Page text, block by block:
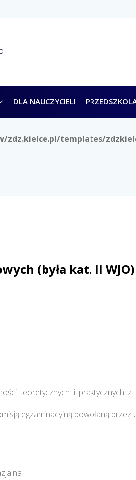
DLA NAUCZYCIELI
zdz.kielce.pl/templates/
(była kat. II WJO)
teoretycznych i praktycznych
egzaminacyjną powołaną